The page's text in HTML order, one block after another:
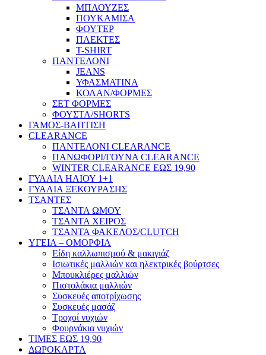
ΜΠΛΟΥΖΕΣ
ΠΟΥΚΑΜΙΣΑ
ΦΟΥΤΕΡ
ΠΛΕΚΤΕΣ
T-SHIRT
ΠΑΝΤΕΛΟΝΙ
JEANS
ΥΦΑΣΜΑΤΙΝΑ
ΚΟΛΑΝ/ΦΟΡΜΕΣ
ΣΕΤ ΦΟΡΜΕΣ
ΦΟΥΣΤΑ/SHORTS
ΓΑΜΟΣ-ΒΑΠΤΙΣΗ
CLEARANCE
ΠΑΝΤΕΛΟΝΙ CLEARANCE
ΠΑΝΩΦΟΡΙ/ΓΟΥΝΑ CLEARANCE
WINTER CLEARANCE ΕΩΣ 19,90
ΓΥΑΛΙΑ ΗΛΙΟΥ 1+1
ΓΥΑΛΙΑ ΞΕΚΟΥΡΑΣΗΣ
ΤΣΑΝΤΕΣ
ΤΣΑΝΤΑ ΩΜΟΥ
ΤΣΑΝΤΑ ΧΕΙΡΟΣ
ΤΣΑΝΤΑ ΦΑΚΕΛΟΣ/CLUTCH
ΥΓΕΙΑ – ΟΜΟΡΦΙΑ
Είδη καλλωπισμού & μακιγιάζ
Ισιωτικές μαλλιών και ηλεκτρικές βούρτσες
Μπουκλιέρες μαλλιών
Πιστολάκια μαλλιών
Συσκευές αποτρίχωσης
Συσκευές μασάζ
Τροχοί νυχιών
Φουρνάκια νυχιών
ΤΙΜΕΣ ΕΩΣ 19,90
ΔΩΡΟΚΑΡΤΑ